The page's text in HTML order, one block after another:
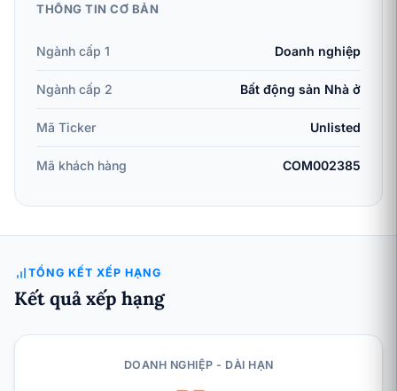
THÔNG TIN CƠ BẢN
Ngành cấp 1 Doanh nghiệp
Ngành cấp 2 Bất động sản Nhà ở
Mã Ticker Unlisted
Mã khách hàng COM002385
TỔNG KẾT XẾP HẠNG
Kết quả xếp hạng
DOANH NGHIỆP - DÀI HẠN